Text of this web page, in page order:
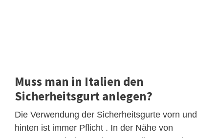
Muss man in Italien den
Sicherheitsgurt anlegen?
Die Verwendung der Sicherheitsgurte vorn und
hinten ist immer Pflicht . In der Nähe von